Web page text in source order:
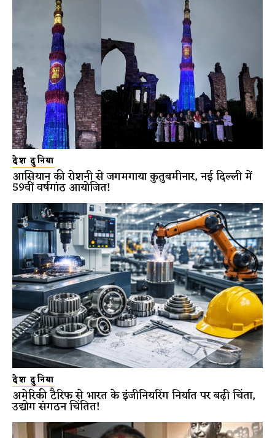
देश दुनिया
आसियान की रोशनी से जगमगाया कुतुबमीनार, नई दिल्ली में
59वीं वर्षगांठ आयोजित!
देश दुनिया
अमेरिकी टैरिफ से भारत के इंजीनियरिंग निर्यात पर बढ़ी चिंता,
उद्योग संगठन चिंतित!